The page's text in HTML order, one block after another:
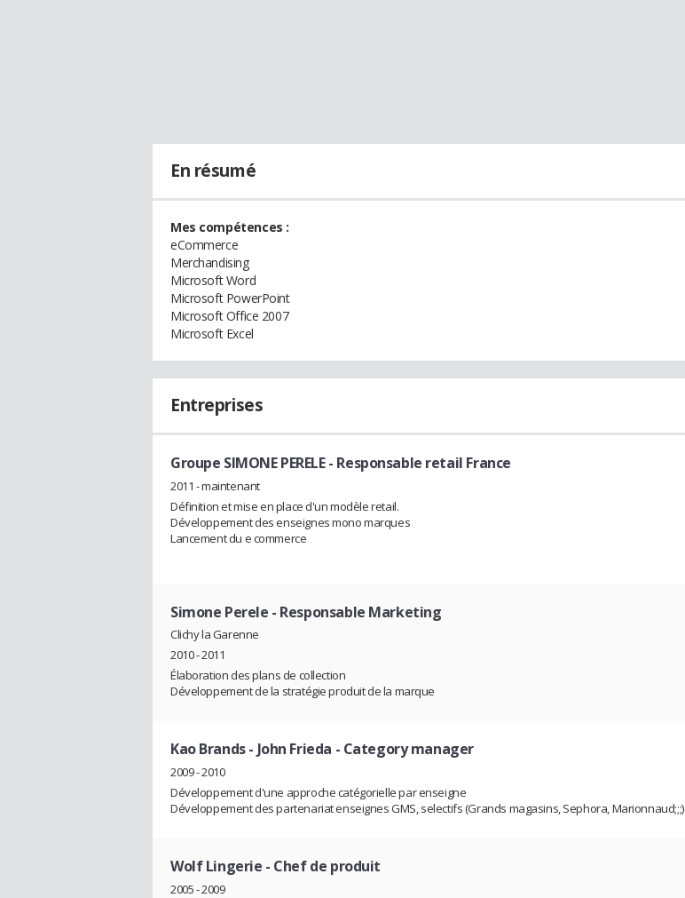
En résumé
Mes compétences :
eCommerce
Merchandising
Microsoft Word
Microsoft PowerPoint
Microsoft Office 2007
Microsoft Excel
Entreprises
Groupe SIMONE PERELE- Responsable retail France
2011 - maintenant
Définition et mise en place d'un modèle retail.
Développement des enseignes mono marques
Lancement du e commerce
Simone Perele - Responsable Marketing
Clichy la Garenne
2010 - 2011
Élaboration des plans de collection
Développement de la stratégie produit de la marque
Kao Brands - John Frieda - Category manager
2009 - 2010
Développement d'une approche catégorielle par enseigne
Développement des partenariat enseignes GMS, selectifs (Grands magasins, Sephora, Marionnaud;;;)
Wolf Lingerie - Chef de produit
2005 - 2009